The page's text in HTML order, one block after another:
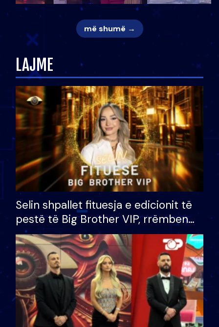
më shumë →
LAJME
Selin shpallet fituesja e edicionit të
pestë të Big Brother VIP, rrëmben
çmimin e madh prej 100 mijë eurosh